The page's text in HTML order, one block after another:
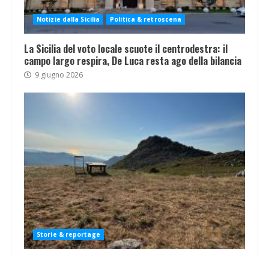
Notizie dalla Sicilia Politica & retroscena
La Sicilia del voto locale scuote il centrodestra: il
campo largo respira, De Luca resta ago della bilancia
9 giugno 2026
Storie & reportage